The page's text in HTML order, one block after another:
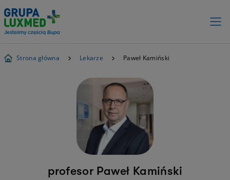
Strona główna Lekarze Paweł Kamiński
profesor Paweł Kamiński